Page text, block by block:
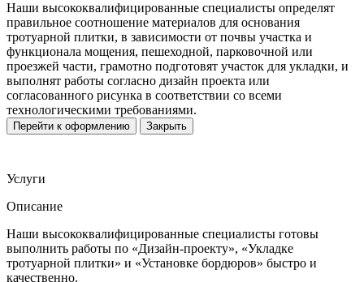
Наши высококвалифицированные специалисты определят
правильное соотношение материалов для основания
тротуарной плитки, в зависимости от почвы участка и
функционала мощения, пешеходной, парковочной или
проезжей части, грамотно подготовят участок для укладки, и
выполнят работы согласно дизайн проекта или
согласованного рисунка в соответствии со всеми
технологическими требованиями.
Перейти к оформлению Закрыть
Услуги
Описание
Наши высококвалифицированные специалисты готовы
выполнить работы по «Дизайн-проекту», «Укладке
тротуарной плитки» и «Установке бордюров» быстро и
качественно.